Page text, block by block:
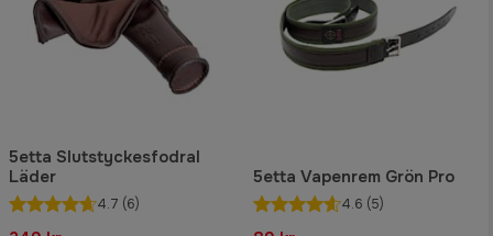
5etta Slutstyckesfodral
Läder
4.7 (6)
5etta Vapenrem Grön Pro
4.6 (5)